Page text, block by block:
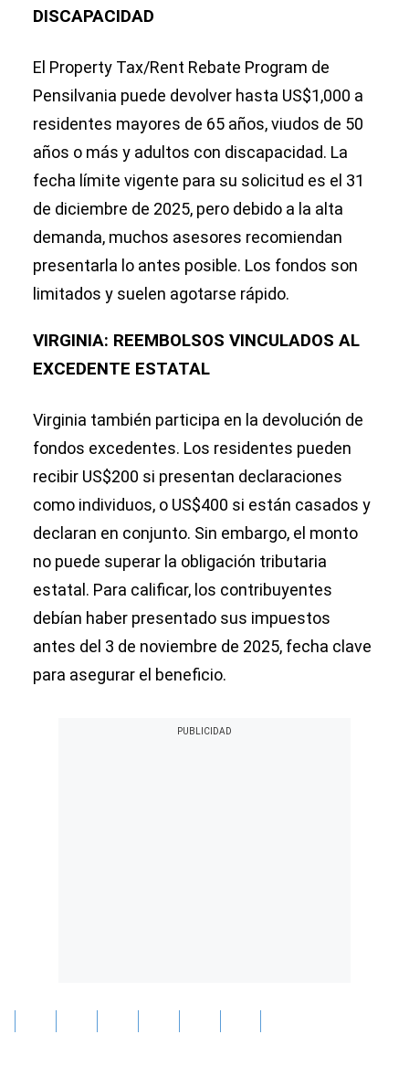
DISCAPACIDAD
El Property Tax/Rent Rebate Program de
Pensilvania puede devolver hasta US$1,000 a
residentes mayores de 65 años, viudos de 50
años o más y adultos con discapacidad. La
fecha límite vigente para su solicitud es el 31
de diciembre de 2025, pero debido a la alta
demanda, muchos asesores recomiendan
presentarla lo antes posible. Los fondos son
limitados y suelen agotarse rápido.
VIRGINIA: REEMBOLSOS VINCULADOS AL
EXCEDENTE ESTATAL
Virginia también participa en la devolución de
fondos excedentes. Los residentes pueden
recibir US$200 si presentan declaraciones
como individuos, o US$400 si están casados y
declaran en conjunto. Sin embargo, el monto
no puede superar la obligación tributaria
estatal. Para calificar, los contribuyentes
debían haber presentado sus impuestos
antes del 3 de noviembre de 2025, fecha clave
para asegurar el beneficio.